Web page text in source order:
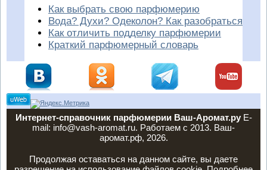
Как выбрать свою парфюмерию
Вода? Духи? Одеколон? Как разобраться
Как отличить подделку парфюмерии
Краткий парфюмерный словарь
Интернет-справочник парфюмерии Ваш-Аромат.руE-
mail: info@vash-aromat.ru. Работаем с 2013. Ваш-
аромат.рф, 2026.
Продолжая оставаться на данном сайте, вы даете